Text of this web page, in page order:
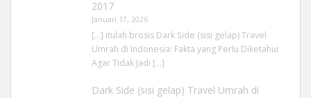
2017
Januari 17, 2026
[…] itulah brosis Dark Side (sisi gelap) Travel
Umrah di Indonesia: Fakta yang Perlu Diketahui
Agar Tidak Jadi […]
Dark Side (sisi gelap) Travel Umrah di